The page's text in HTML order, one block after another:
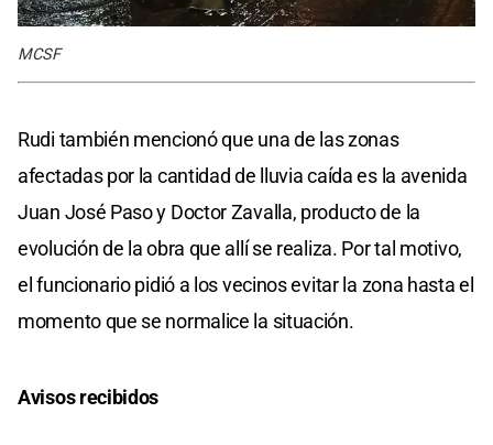
MCSF
Rudi también mencionó que una de las zonas
afectadas por la cantidad de lluvia caída es la avenida
Juan José Paso y Doctor Zavalla, producto de la
evolución de la obra que allí se realiza. Por tal motivo,
el funcionario pidió a los vecinos evitar la zona hasta el
momento que se normalice la situación.
Avisos recibidos